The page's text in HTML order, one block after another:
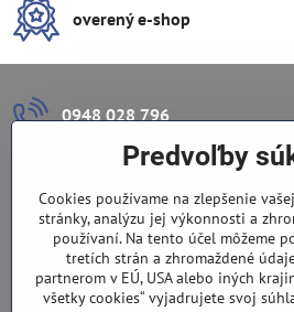
overený e-shop
0948 028 796
info​@lazuli​.sk
Lazuli s​.r​.o​.
Predajňa
Predvoľby
Cookies používame na zlepšenie
stránky, analýzu jej výkonnosti a
používaní. Na tento účel môžeme
tretích strán a zhromaždené
partnerom v EÚ, USA alebo iných
všetky cookies“ vyjadrujete svoj